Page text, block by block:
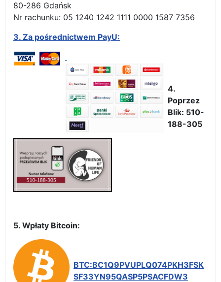
80-286 Gdańsk
Nr rachunku: 05 1240 1242 1111 0000 1587 7356
3. Za pośrednictwem PayU:
4.
Poprzez
Blik: 510-
188-305
5. Wpłaty Bitcoin:
BTC:BC1Q9PVUPLQ074PKH3FSK
SF33YN95QASP5PSACFDW3